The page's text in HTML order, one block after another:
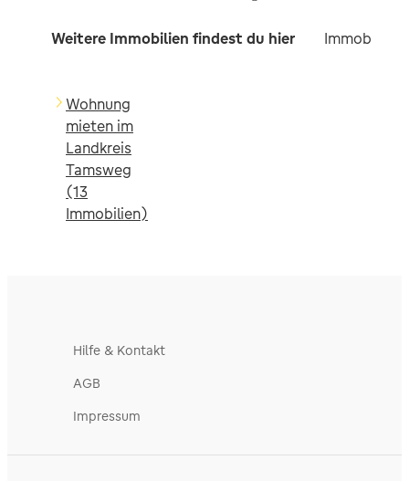
Weitere Immobilien findest du hier Immobilien
Wohnung
mieten im
Landkreis
Tamsweg
(13
Immobilien)
Hilfe & Kontakt
AGB
Impressum